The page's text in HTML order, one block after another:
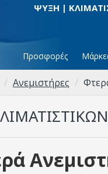
ΨΥΞΗ |
Προσφορές
Ανεμιστήρες